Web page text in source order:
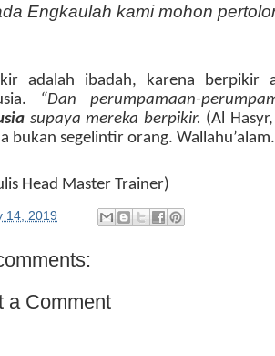
Engkaulah kami mohon
adalah ibadah, karena berpikir
“Dan perumpamaan-
supaya mereka berpikir. (Al
bukan segelintir orang. Wallahu’alam.
Head Master Trainer)
14, 2019
a Comment